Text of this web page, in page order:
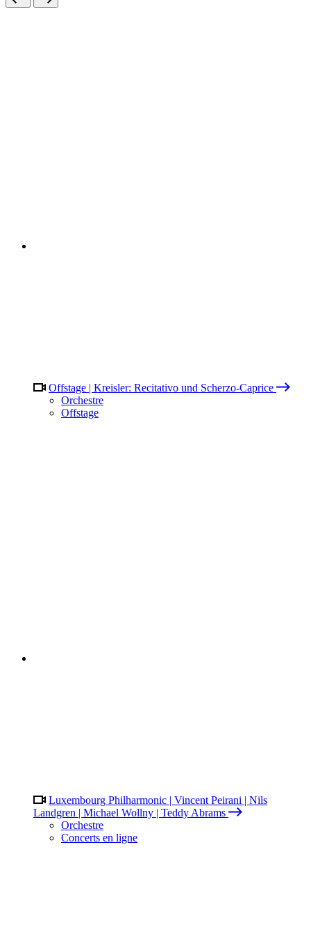
Offstage | Kreisler: Recitativo und Scherzo-Caprice
Orchestre
Offstage
Luxembourg Philharmonic | Vincent Peirani | Nils
Landgren | Michael Wollny | Teddy Abrams
Orchestre
Concerts en ligne